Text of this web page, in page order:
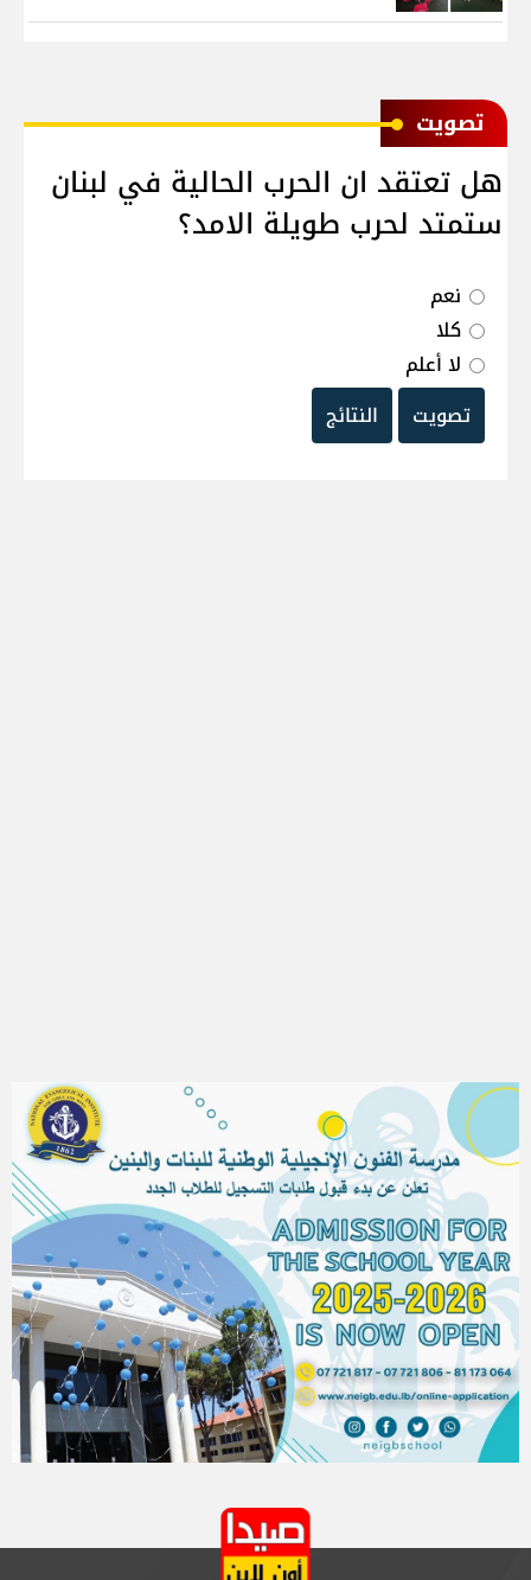
ﺗﺼﻮﻳﺖ
هل تعتقد ان الحرب الحالية في لبنان
ستمتد لحرب طويلة الامد؟
نعم
كلا
لا أعلم
تصويت
النتائج